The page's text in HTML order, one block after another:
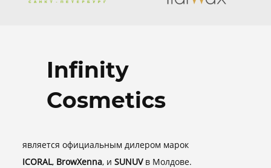
Infinity
Cosmetics
является официальным дилером марок
ICORAL, BrowXenna, иSUNUVв Молдове.